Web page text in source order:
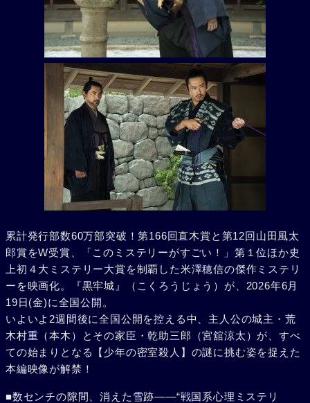
累計発行部数60万部突破！第166回直木賞と第12回山田風太
郎賞をW受賞、「このミステリーがすごい！」第１位ほか史
上初４大ミステリー大賞を制覇した米澤穂信の傑作ミステリ
ーを映画化。『黒牢城』（こくろうじょう）が、2026年6月
19日(金)に全国公開。
いよいよ2週間後に全国公開を控える中、主人公の城主・荒
木村重（本木）とその家臣・乾助三郎（宮舘涼太）が、すべ
ての始まりとなる【少年の密室殺人】の謎に挑む姿を捉えた
本編映像が解禁！
■数センチの隙間、消えた雪跡――“戦国系心理ミステリ